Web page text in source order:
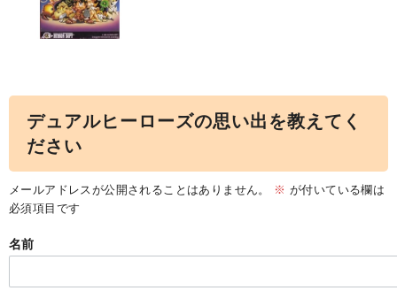
デュアルヒーローズの思い出を教えてく
ださい
メールアドレスが公開されることはありません。 ※ が付いている欄は
必須項目です
名前